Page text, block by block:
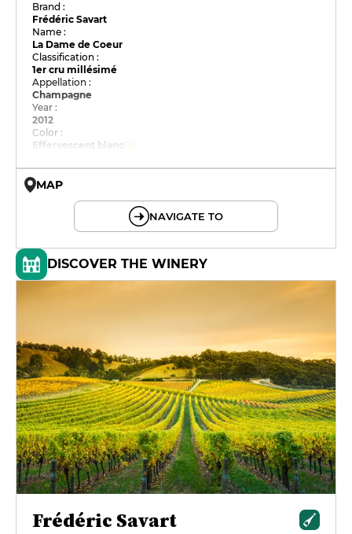
Brand :
Frédéric Savart
Name :
La Dame de Coeur
Classification :
1er cru millésimé
Appellation :
Champagne
Year :
2012
Color :
Effervescent blanc
MAP
NAVIGATE TO
DISCOVER THE WINERY
Frédéric Savart